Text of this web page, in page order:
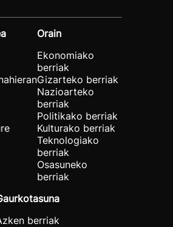
Orain
Ekonomiako
berriak
Gizarteko berriak
Nazioarteko
berriak
Politikako berriak
Kulturako berriak
Teknologiako
berriak
Osasuneko
berriak
berriak